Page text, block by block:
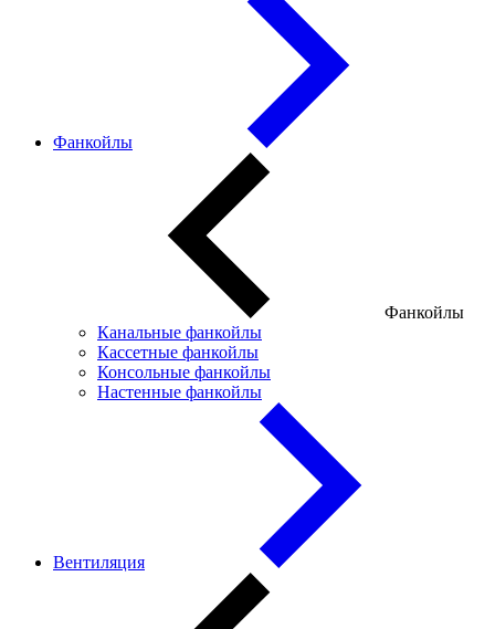
Фанкойлы
Фанкойлы
Канальные фанкойлы
Кассетные фанкойлы
Консольные фанкойлы
Настенные фанкойлы
Вентиляция